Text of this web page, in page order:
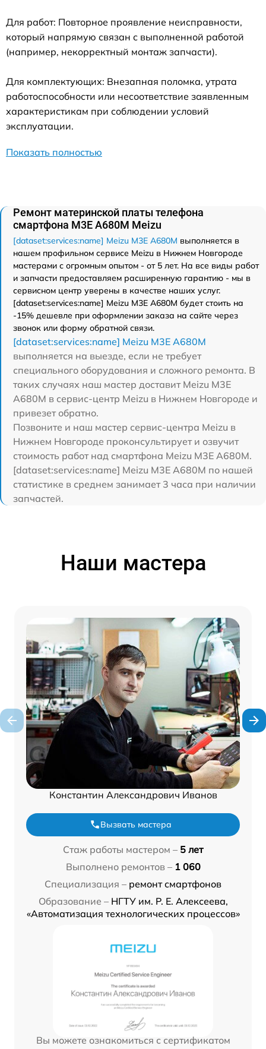
Для работ: Повторное проявление неисправности,
который напрямую связан с выполненной работой
(например, некорректный монтаж запчасти).
Для комплектующих: Внезапная поломка, утрата
работоспособности или несоответствие заявленным
характеристикам при соблюдении условий
эксплуатации.
Показать полностью
Ремонт материнской платы телефона
смартфона M3E A680M Meizu
[dataset:services:name] Meizu M3E A680M выполняется в
нашем профильном сервисе Meizu в Нижнем Новгороде
мастерами с огромным опытом - от 5 лет. На все виды работ
и запчасти предоставляем расширенную гарантию - мы в
сервисном центр уверены в качестве наших услуг.
[dataset:services:name] Meizu M3E A680M будет стоить на
-15% дешевле при оформлении заказа на сайте через
звонок или форму обратной связи.
[dataset:services:name] Meizu M3E A680M
выполняется на выезде, если не требует
специального оборудования и сложного ремонта. В
таких случаях наш мастер доставит Meizu M3E
A680M в сервис-центр Meizu в Нижнем Новгороде и
привезет обратно.
Позвоните и наш мастер сервис-центра Meizu в
Нижнем Новгороде проконсультирует и озвучит
стоимость работ над смартфона Meizu M3E A680M.
[dataset:services:name] Meizu M3E A680M по нашей
статистике в среднем занимает 3 часа при наличии
запчастей.
Наши мастера
Константин Александрович Иванов
Вызвать мастера
Стаж работы мастером – 5 лет
Выполнено ремонтов – 1 060
Специализация – ремонт смартфонов
Образование – НГТУ им. Р. Е. Алексеева,
«Автоматизация технологических процессов»
Вы можете ознакомиться с сертификатом